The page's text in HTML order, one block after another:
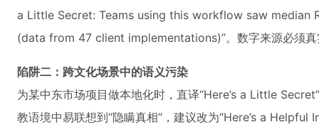
a Little Secret: Teams using this workflow saw median
(data from 47 client implementations)”。数字来源必须真
陷阱二：跨文化场景中的语义污染
为某中东市场项目做本地化时，直译“Here’s a Little
教语境中易联想到“隐瞒真相”，建议改为“Here’s a Helpful